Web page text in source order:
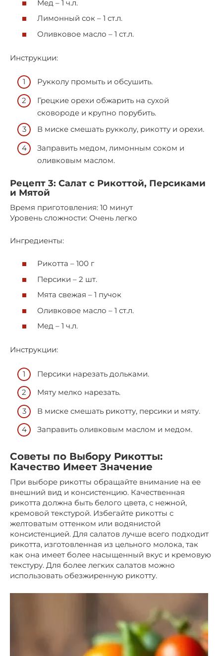
Мед – 1 ч.л.
Лимонный сок – 1 ст.л.
Оливковое масло – 1 ст.л.
Инструкции:
Рукколу промыть и обсушить.
Грецкие орехи обжарить на сухой
сковороде и крупно порубить.
В миске смешать рукколу, рикотту и орехи.
Заправить медом, лимонным соком и
оливковым маслом.
Рецепт 3: Салат с Рикоттой, Персиками
и Мятой
Время приготовления: 10 минут
Уровень сложности: Очень легко
Ингредиенты:
Рикотта – 100 г
Персики – 2 шт.
Мята свежая – 1 пучок
Оливковое масло – 1 ст.л.
Мед – 1 ч.л.
Инструкции:
Персики нарезать дольками.
Мяту мелко нарезать.
В миске смешать рикотту, персики и мяту.
Заправить оливковым маслом и медом.
Советы по Выбору Рикотты:
Качество Имеет Значение
При выборе рикотты обращайте внимание на ее
внешний вид и консистенцию. Качественная
рикотта должна быть белого цвета, с нежной,
кремовой текстурой. Избегайте рикотты с
желтоватым оттенком или водянистой
консистенцией. Для салатов лучше всего подходит
рикотта, изготовленная из цельного молока, так
как она имеет более насыщенный вкус и кремовую
текстуру. Для более легких салатов можно
использовать обезжиренную рикотту.